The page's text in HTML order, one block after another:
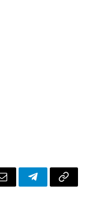
CorreoTelegrama